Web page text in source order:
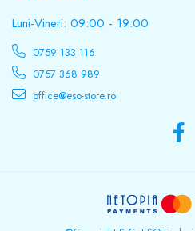
Luni-Vineri: 09:00 - 19:00
0759 133 116
0757 368 989
office@eso-store.ro